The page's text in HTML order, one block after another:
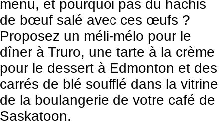
menu, et pourquoi pas du hachis
de bœuf salé avec ces œufs ?
Proposez un méli-mélo pour le
dîner à Truro, une tarte à la crème
pour le dessert à Edmonton et des
carrés de blé soufflé dans la vitrine
de la boulangerie de votre café de
Saskatoon.